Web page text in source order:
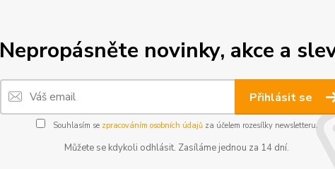
Nepropásněte novinky, akce a
Přihlásit se
Souhlasím se zpracováním osobních údajůza účelem rozesílky newsletteru.
Můžete se kdykoli odhlásit. Zasíláme jednou za 14 dní.